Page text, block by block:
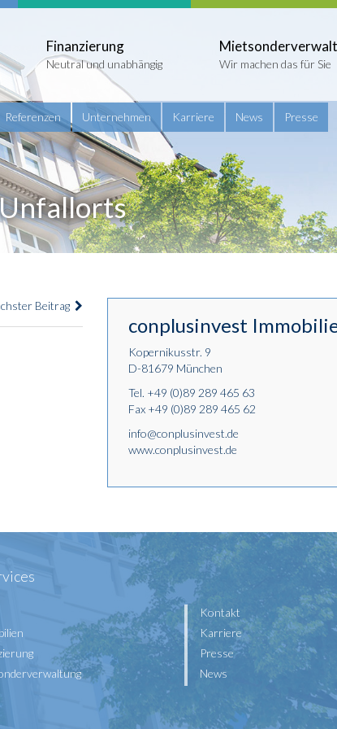
Finanzierung
Neutral und unabhängig Wir machen das für Sie
Referenzen Unternehmen Karriere News Presse
Beitrag
conplusinvest
Kopernikusstr. 9
D-81679 München
Tel. +49 (0)89 289 465 63
Fax +49 (0)89 289 465 62
info@conplusinvest.de
www.conplusinvest.de
Kontakt
Karriere
Presse
News